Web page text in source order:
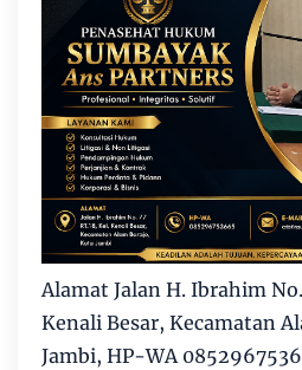
Alamat Jalan H. Ibrahim
Kenali Besar, Kecamatan
Jambi, HP-WA